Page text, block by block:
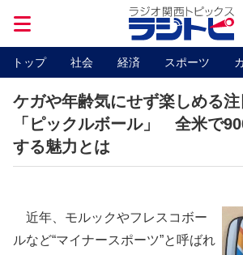
トップ 社会 経済 スポーツ
ケガや年齢気にせず楽しめる
「ピックルボール」 全米で
する魅力とは
近年、モルックやフレスコボー
ルなど“マイナースポーツ”と呼ばれ